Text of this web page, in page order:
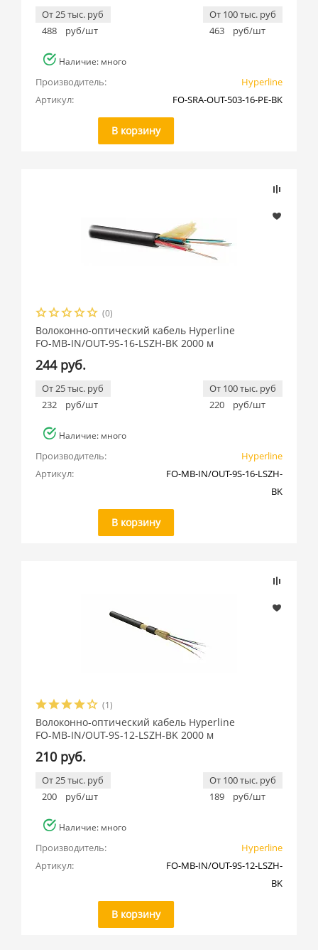
От 25 тыс. руб
488
руб/шт
От 100 тыс. руб
463
руб/шт
Наличие: много
Производитель:
Hyperline
Артикул:
FO-SRA-OUT-503-16-PE-BK
В корзину
(0)
Волоконно-оптический кабель Hyperline
FO-MB-IN/OUT-9S-16-LSZH-BK 2000 м
244 руб.
От 25 тыс. руб
232
руб/шт
От 100 тыс. руб
220
руб/шт
Наличие: много
Производитель:
Hyperline
Артикул:
FO-MB-IN/OUT-9S-16-LSZH-
BK
В корзину
(1)
Волоконно-оптический кабель Hyperline
FO-MB-IN/OUT-9S-12-LSZH-BK 2000 м
210 руб.
От 25 тыс. руб
200
руб/шт
От 100 тыс. руб
189
руб/шт
Наличие: много
Производитель:
Hyperline
Артикул:
FO-MB-IN/OUT-9S-12-LSZH-
BK
В корзину